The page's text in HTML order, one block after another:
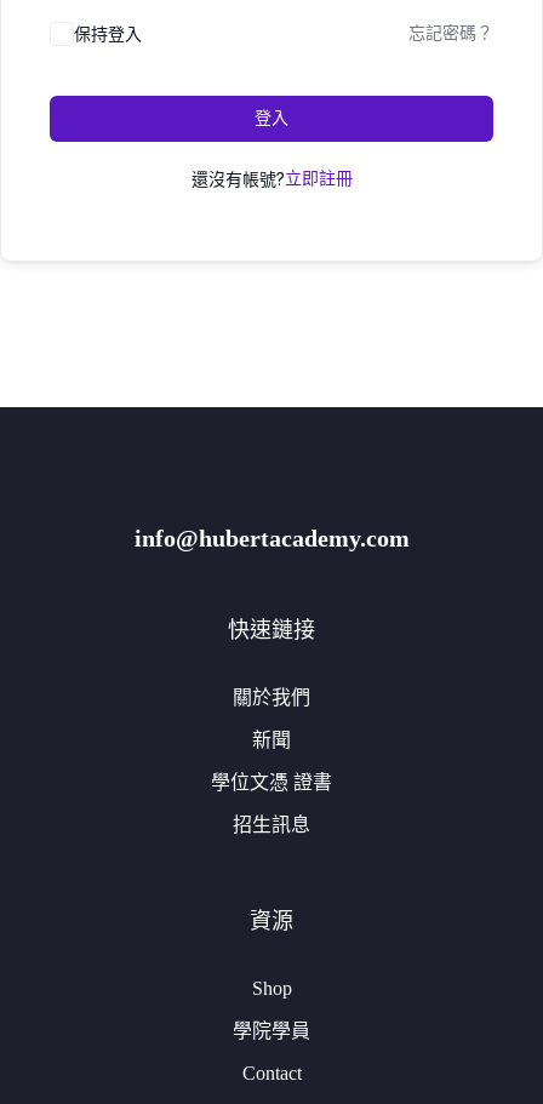
保持登入 忘記密碼？
登入
還沒有帳號?立即註冊
info@hubertacademy.com
快速鏈接
關於我們
新聞
學位文憑 證書
招生訊息
資源
Shop
學院學員
Contact